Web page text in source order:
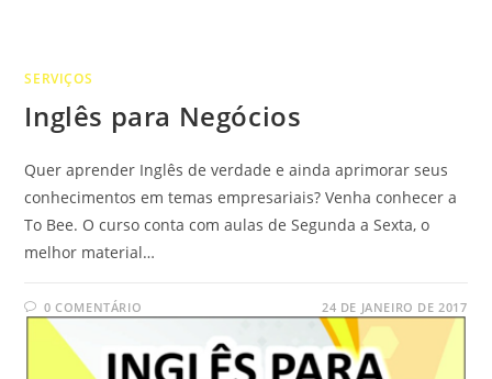
SERVIÇOS
Inglês para Negócios
Quer aprender Inglês de verdade e ainda aprimorar seus
conhecimentos em temas empresariais? Venha conhecer a
To Bee. O curso conta com aulas de Segunda a Sexta, o
melhor material…
0 COMENTÁRIO 24 DE JANEIRO DE 2017